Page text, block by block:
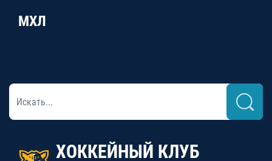
МХЛ
ХОККЕЙНЫЙ КЛУБ